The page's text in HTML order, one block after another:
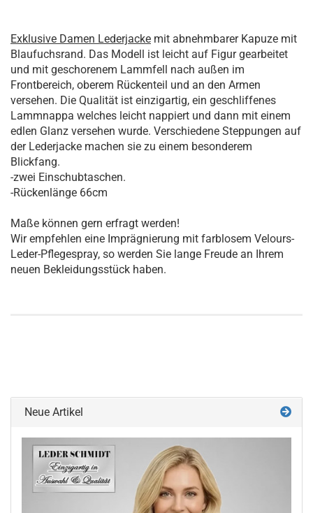
Exklusive Damen Lederjacke mit abnehmbarer Kapuze mit
Blaufuchsrand. Das Modell ist leicht auf Figur gearbeitet
und mit geschorenem Lammfell nach außen im
Frontbereich, oberem Rückenteil und an den Armen
versehen. Die Qualität ist einzigartig, ein geschliffenes
Lammnappa welches leicht nappiert und dann mit einem
edlen Glanz versehen wurde. Verschiedene Steppungen auf
der Lederjacke machen sie zu einem besonderem
Blickfang.
-zwei Einschubtaschen.
-Rückenlänge 66cm
Maße können gern erfragt werden!
Wir empfehlen eine Imprägnierung mit farblosem Velours-
Leder-Pflegespray, so werden Sie lange Freude an Ihrem
neuen Bekleidungsstück haben.
Neue Artikel